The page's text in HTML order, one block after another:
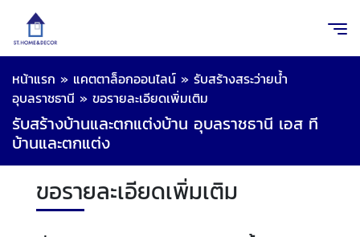
หน้าแรก » แคตตาล็อกออนไลน์ » รับสร้างสระว่ายน้ำ
อุบลราชธานี » ขอรายละเอียดเพิ่มเติม
รับสร้างบ้านและตกแต่งบ้าน อุบลราชธานี เอส ที
บ้านและตกแต่ง
ขอรายละเอียดเพิ่มเติม